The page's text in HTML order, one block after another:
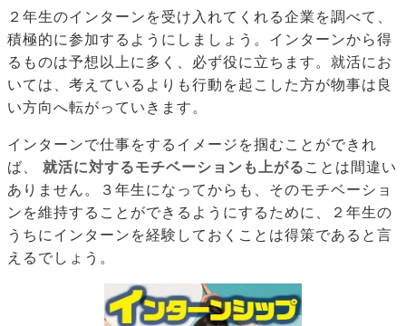
２年生のインターンを受け入れてくれる企業を調べて、
積極的に参加するようにしましょう。インターンから得
るものは予想以上に多く、必ず役に立ちます。就活にお
いては、考えているよりも行動を起こした方が物事は良
い方向へ転がっていきます。
インターンで仕事をするイメージを掴むことができれ
ば、
就活に対するモチベーションも上がる ことは間違い
ありません。３年生になってからも、そのモチベーショ
ンを維持することができるようにするために、２年生の
うちにインターンを経験しておくことは得策であると言
えるでしょう。